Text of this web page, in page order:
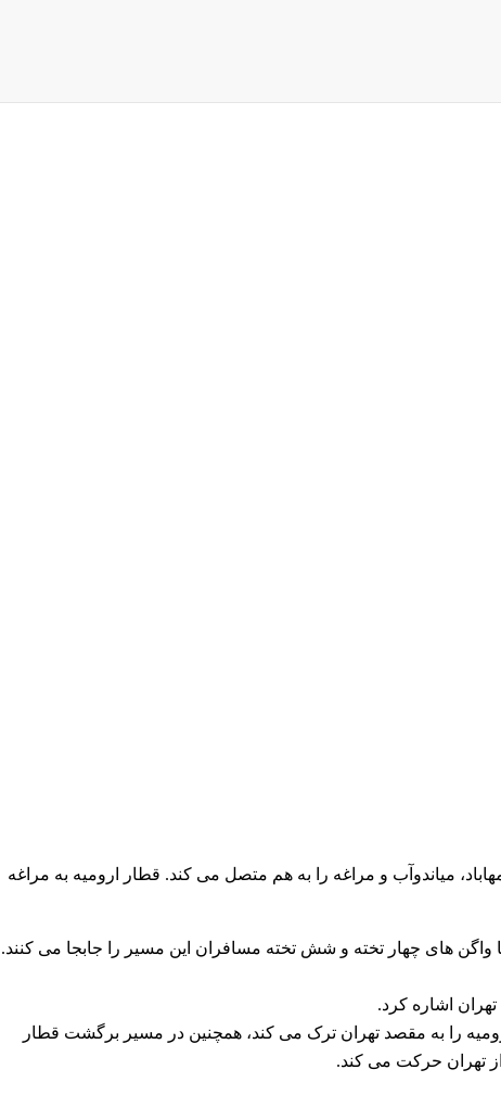
نقده، مهاباد، میاندوآب و مراغه را به هم متصل می کند. قطار ارومیه به مراغه
واگن های چهار تخته و شش تخته مسافران این مسیر را جابجا می کنند.
اشاره کرد.
ارومیه به تهران هر هفته روزهای یک شنبه و پنج شنبه ساعت 16 ارومیه را به مقصد تهران ترک می کند، همچنین در مسیر برگشت قطار